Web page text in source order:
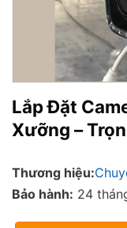
Lắp Đặt
Xưỡng –
Thương hiệu:
Bảo hành: 24